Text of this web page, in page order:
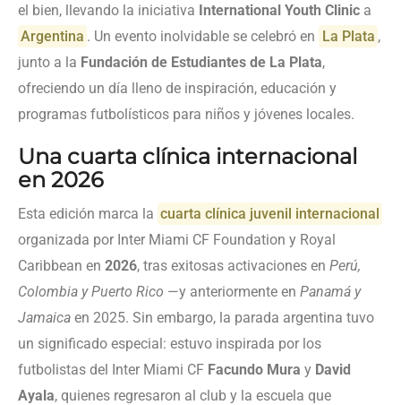
el bien, llevando la iniciativa International Youth Clinic a
Argentina . Un evento inolvidable se celebró en La Plata ,
junto a la Fundación de Estudiantes de La Plata,
ofreciendo un día lleno de inspiración, educación y
programas futbolísticos para niños y jóvenes locales.
Una cuarta clínica internacional
en 2026
Esta edición marca la cuarta clínica juvenil internacional
organizada por Inter Miami CF Foundation y Royal
Caribbean en 2026, tras exitosas activaciones en Perú,
Colombia y Puerto Rico —y anteriormente en Panamá y
Jamaica en 2025. Sin embargo, la parada argentina tuvo
un significado especial: estuvo inspirada por los
futbolistas del Inter Miami CF Facundo Mura y David
Ayala, quienes regresaron al club y la escuela que